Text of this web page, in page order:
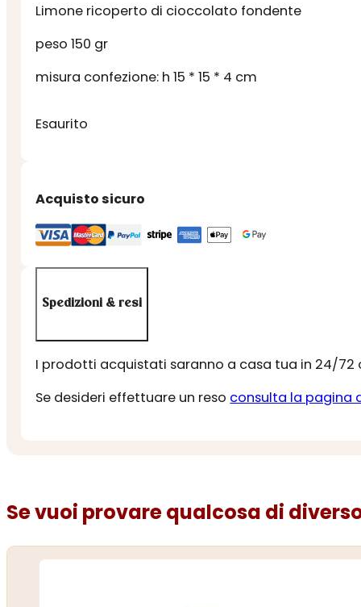
Limone ricoperto di cioccolato fondente
peso 150 gr
misura confezione: h 15 * 15 * 4 cm
Esaurito
Acquisto sicuro
Spedizioni & resi
I prodotti acquistati saranno a casa tua in 24/72
Se desideri effettuare un reso consulta la pagina
Se vuoi provare qualcosa di